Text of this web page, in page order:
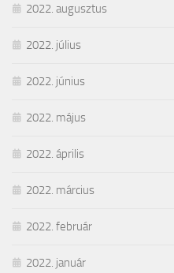
2022. augusztus
2022. július
2022. június
2022. május
2022. április
2022. március
2022. február
2022. január